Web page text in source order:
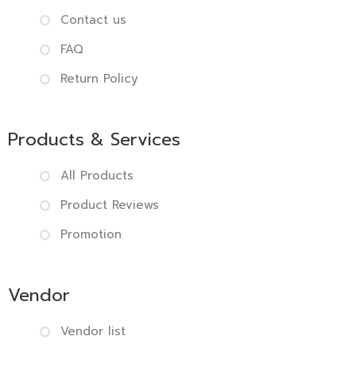
Contact us
FAQ
Return Policy
Products & Services
All Products
Product Reviews
Promotion
Vendor
Vendor list